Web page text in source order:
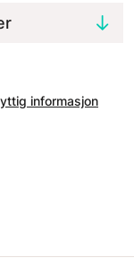
informasjon